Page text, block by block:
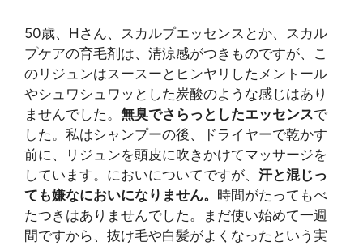
50歳、Hさん、スカルプエッセンスとか、スカル
プケアの育毛剤は、清涼感がつきものですが、こ
のリジュンはスースーとヒンヤリしたメントール
やシュワシュワッとした炭酸のような感じはあり
ませんでした。 無臭でさらっとしたエッセンスで
した。私はシャンプーの後、ドライヤーで乾かす
前に、リジュンを頭皮に吹きかけてマッサージを
しています。においについてですが、 汗と混じっ
ても嫌なにおいになりません。 時間がたってもべ
たつきはありませんでした。まだ使い始めて一週
間ですから、抜け毛や白髪がよくなったという実